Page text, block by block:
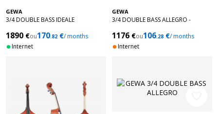
GEWA
3/4 DOUBLE BASS IDEALE
1890 €ou170.82 €/ months
Internet
GEWA
3/4 DOUBLE BASS ALLEGRO -
1176 €ou106.28 €/ months
Internet